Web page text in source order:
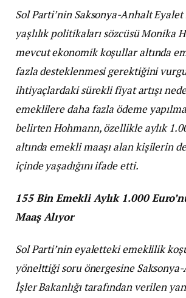
Sol Parti’nin Saksonya-Anhalt
yaşlılık politikaları sözcüsü Monika
mevcut ekonomik koşullar altında
fazla desteklenmesi gerektiğini
ihtiyaçlardaki sürekli fiyat artışı
emeklilere daha fazla ödeme
belirten Hohmann, özellikle aylık
altında emekli maaşı alan kişilerin
içinde yaşadığını ifade etti.
155 Bin Emekli Aylık 1.000
Maaş Alıyor
Sol Parti’nin eyaletteki emeklilik
yönelttiği soru önergesine
İşler Bakanlığı tarafından verilen